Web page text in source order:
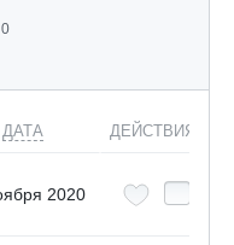
0
ДАТА ДЕЙСТВИЯ
2020